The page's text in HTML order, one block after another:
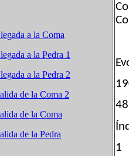
a la Coma
a la Pedra 1
a la Pedra 2
de la Coma 2
de la Coma
de la Pedra
1